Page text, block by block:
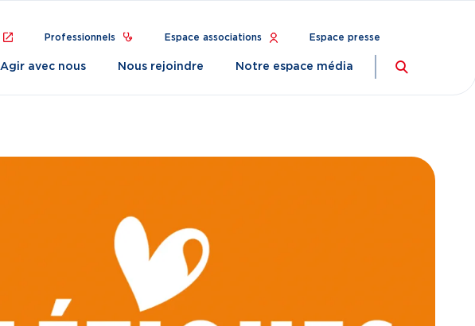
Professionnels Espace associations Espace presse
Agir avec nous Nous rejoindre Notre espace média